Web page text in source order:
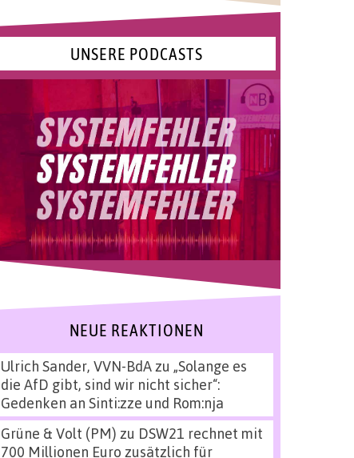
UNSERE PODCASTS
NEUE REAKTIONEN
Ulrich Sander, VVN-BdAzu „Solange es
die AfD gibt, sind wir nicht sicher“:
Gedenken an Sinti:zze und Rom:nja
Grüne & Volt (PM) zu DSW21 rechnet mit
700 Millionen Euro zusätzlich für